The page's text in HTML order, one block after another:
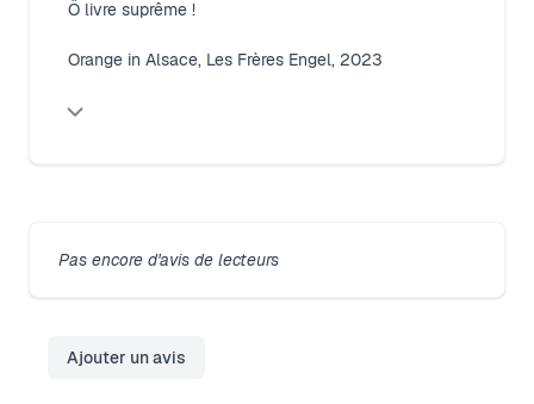
Ô livre suprême !
Orange in Alsace, Les Frères Engel, 2023
Pas encore d'avis de lecteurs
Ajouter un avis